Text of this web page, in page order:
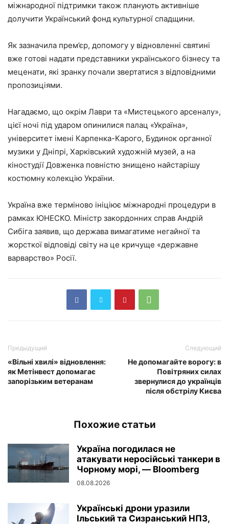
міжнародної підтримки також планують активніше
долучити Український фонд культурної спадщини.
Як зазначила прем’єр, допомогу у відновленні святині
вже готові надати представники українського бізнесу та
меценати, які зранку почали звертатися з відповідними
пропозиціями.
Нагадаємо, що окрім Лаври та «Мистецького арсеналу»,
цієї ночі під ударом опинилися палац «Україна»,
університет імені Карпенка-Карого, Будинок органної
музики у Дніпрі, Харківський художній музей, а на
кіностудії Довженка повністю знищено найстарішу
костюмну колекцію України.
Україна вже терміново ініціює міжнародні процедури в
рамках ЮНЕСКО. Міністр закордонних справ Андрій
Сибіга заявив, що держава вимагатиме негайної та
жорсткої відповіді світу на це кричуще «державне
варварство» Росії.
Предыдущий
«Вільні хвилі» відновлення:
як Метінвест допомагає
запорізьким ветеранам
Следующий
Не допомагайте ворогу: в
Повітряних силах
звернулися до українців
після обстрілу Києва
Похожие статьи
Україна погодилася не
атакувати неросійські танкери в
Чорному морі, — Bloomberg
08.08.2026
Українські дрони уразили
Ільський та Сизранський НПЗ,